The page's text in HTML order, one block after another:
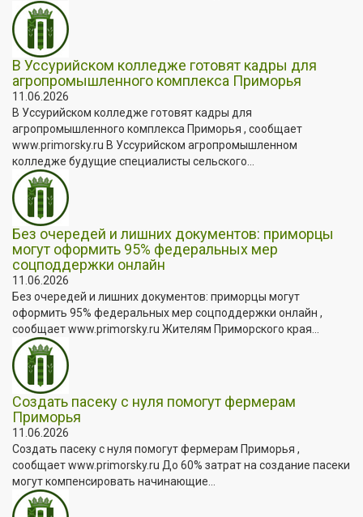
В Уссурийском колледже готовят кадры для
агропромышленного комплекса Приморья
11.06.2026
В Уссурийском колледже готовят кадры для
агропромышленного комплекса Приморья , сообщает
www.primorsky.ru В Уссурийском агропромышленном
колледже будущие специалисты сельского...
Без очередей и лишних документов: приморцы
могут оформить 95% федеральных мер
соцподдержки онлайн
11.06.2026
Без очередей и лишних документов: приморцы могут
оформить 95% федеральных мер соцподдержки онлайн ,
сообщает www.primorsky.ru Жителям Приморского края...
Создать пасеку с нуля помогут фермерам
Приморья
11.06.2026
Создать пасеку с нуля помогут фермерам Приморья ,
сообщает www.primorsky.ru До 60% затрат на создание пасеки
могут компенсировать начинающие...